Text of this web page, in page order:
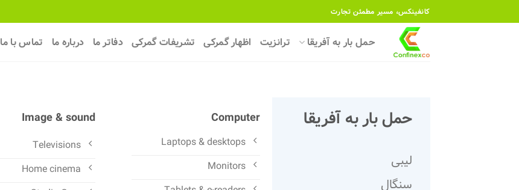
به
کانفینکس، مسیر مطمئن تجارت
حمل بار به آفریقا ترانزیت اظهار گمرکی تشریفات گمرکی دفاتر ما درباره ما تماس با ما
حمل بار به آفریقا
لیبی
سنگال
Computer
Laptops & desktops
Monitors
Image & sound
Televisions
Home cinema